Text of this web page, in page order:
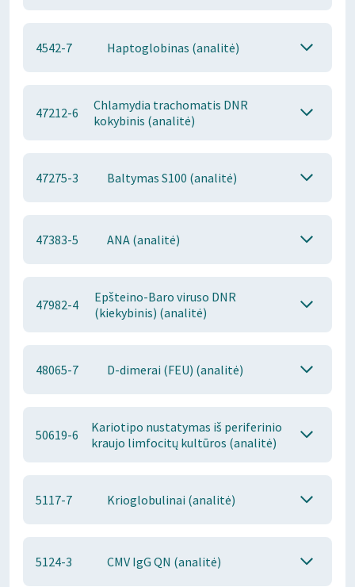
4542-7 Haptoglobinas (analitė)
47212-6
Chlamydia trachomatis DNR
kokybinis (analitė)
47275-3 Baltymas S100 (analitė)
47383-5 ANA (analitė)
47982-4
Epšteino-Baro viruso DNR
(kiekybinis) (analitė)
48065-7 D-dimerai (FEU) (analitė)
50619-6
Kariotipo nustatymas iš periferinio
kraujo limfocitų kultūros (analitė)
5117-7 Krioglobulinai (analitė)
5124-3 CMV IgG QN (analitė)